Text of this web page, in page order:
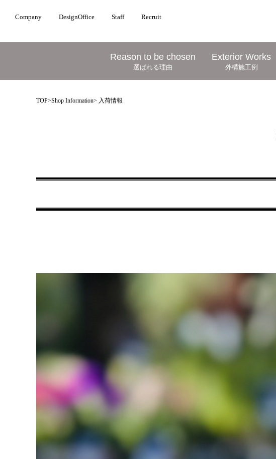
Company DesignOffice Staff Recruit
Reason to be chosen
選ばれる理由
Exterior Works
外構施工例
TOP>Shop Information> 入荷情報